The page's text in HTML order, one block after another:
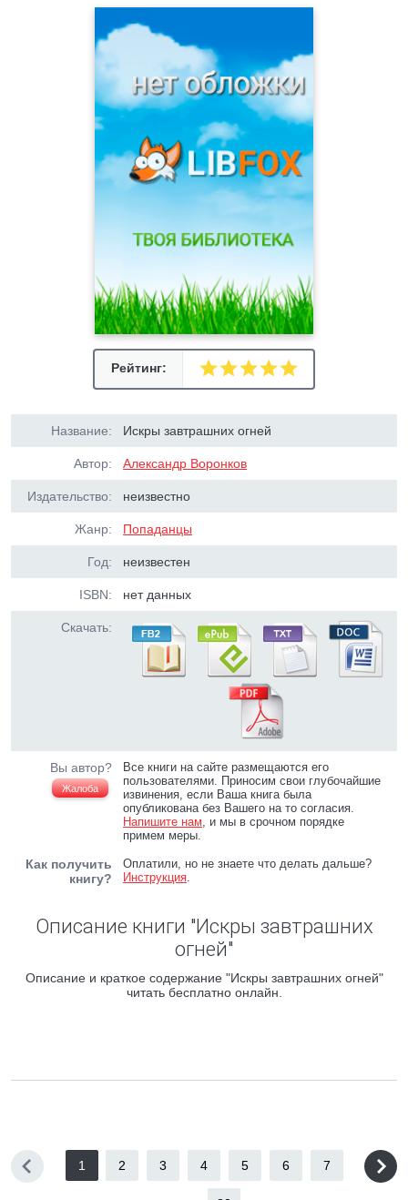
Рейтинг:
Название: Искры завтрашних огней
Автор: Александр Воронков
Издательство: неизвестно
Жанр: Попаданцы
Год: неизвестен
ISBN: нет данных
Скачать:
Вы автор?
Жалоба
Все книги на сайте размещаются его
пользователями. Приносим свои глубочайшие
извинения, если Ваша книга была
опубликована без Вашего на то согласия.
Напишите нам, и мы в срочном порядке
примем меры.
Как получить
книгу?
Оплатили, но не знаете что делать дальше?
Инструкция.
Описание книги "Искры завтрашних
огней"
Описание и краткое содержание "Искры завтрашних огней"
читать бесплатно онлайн.
1 2 3 4 5 6 7